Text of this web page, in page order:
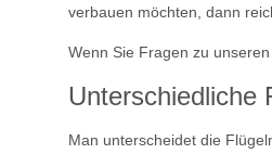
verbauen möchten, dann
Wenn Sie Fragen zu
Unterschiedliche
Man unterscheidet die